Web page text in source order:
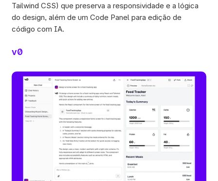
Tailwind CSS) que preserva a responsividade e a lógica
do design, além de um Code Panel para edição de
código com IA.
v0